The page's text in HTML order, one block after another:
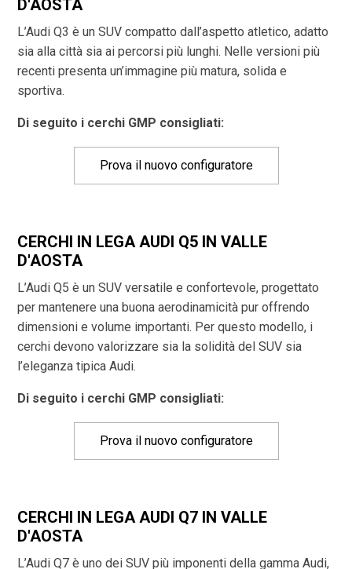
D'AOSTA
L’Audi Q3 è un SUV compatto dall’aspetto atletico, adatto
sia alla città sia ai percorsi più lunghi. Nelle versioni più
recenti presenta un’immagine più matura, solida e
sportiva.
Di seguito i cerchi GMP consigliati:
Prova il nuovo configuratore
CERCHI IN LEGA AUDI Q5 IN VALLE
D'AOSTA
L’Audi Q5 è un SUV versatile e confortevole, progettato
per mantenere una buona aerodinamicità pur offrendo
dimensioni e volume importanti. Per questo modello, i
cerchi devono valorizzare sia la solidità del SUV sia
l’eleganza tipica Audi.
Di seguito i cerchi GMP consigliati:
Prova il nuovo configuratore
CERCHI IN LEGA AUDI Q7 IN VALLE
D'AOSTA
L’Audi Q7 è uno dei SUV più imponenti della gamma Audi,